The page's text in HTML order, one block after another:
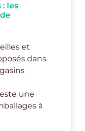
les
et
dans
une
à